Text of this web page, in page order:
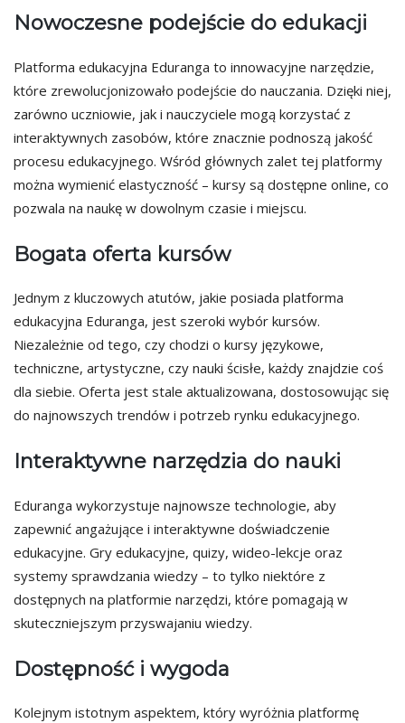
Nowoczesne podejście do edukacji
Platforma edukacyjna Eduranga to innowacyjne narzędzie,
które zrewolucjonizowało podejście do nauczania. Dzięki niej,
zarówno uczniowie, jak i nauczyciele mogą korzystać z
interaktywnych zasobów, które znacznie podnoszą jakość
procesu edukacyjnego. Wśród głównych zalet tej platformy
można wymienić elastyczność – kursy są dostępne online, co
pozwala na naukę w dowolnym czasie i miejscu.
Bogata oferta kursów
Jednym z kluczowych atutów, jakie posiada platforma
edukacyjna Eduranga, jest szeroki wybór kursów.
Niezależnie od tego, czy chodzi o kursy językowe,
techniczne, artystyczne, czy nauki ścisłe, każdy znajdzie coś
dla siebie. Oferta jest stale aktualizowana, dostosowując się
do najnowszych trendów i potrzeb rynku edukacyjnego.
Interaktywne narzędzia do nauki
Eduranga wykorzystuje najnowsze technologie, aby
zapewnić angażujące i interaktywne doświadczenie
edukacyjne. Gry edukacyjne, quizy, wideo-lekcje oraz
systemy sprawdzania wiedzy – to tylko niektóre z
dostępnych na platformie narzędzi, które pomagają w
skuteczniejszym przyswajaniu wiedzy.
Dostępność i wygoda
Kolejnym istotnym aspektem, który wyróżnia platformę